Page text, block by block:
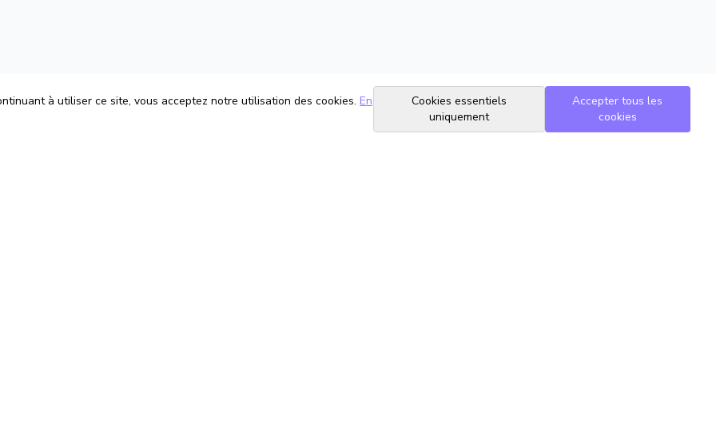
à utiliser ce site, vous acceptez notre utilisation des cookies. En
Cookies essentiels
uniquement
Accepter tous les
cookies